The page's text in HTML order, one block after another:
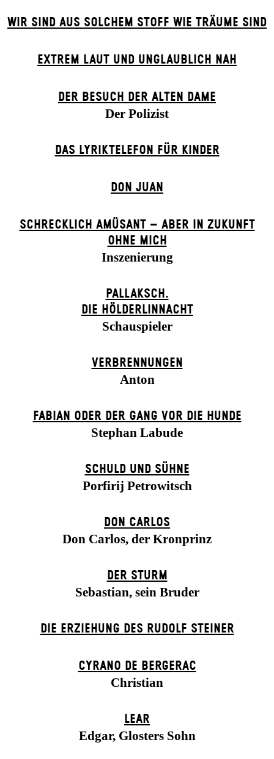
WIR SIND AUS SOLCHEM STOFF WIE TRÄUME SIND
EXTREM LAUT UND UNGLAUBLICH NAH
DER BE­SUCH DER ALT­EN DA­ME
Der Polizist
DAS LYRIKTELEFON FÜR KINDER
DON JUAN
SCHRECKLICH AMÜSANT – ABER IN ZUKUNFT
OHNE MICH
Inszenierung
PALLAKSCH.
DIE HÖLDERLINNACHT
Schauspieler
VERBRENNUNGEN
Anton
FABIAN ODER DER GANG VOR DIE HUNDE
Stephan Labude
SCHULD UND SÜHNE
Porfirij Petrowitsch
DON CARLOS
Don Carlos, der Kronprinz
DER STURM
Sebastian, sein Bruder
DIE ERZIEHUNG DES RUDOLF STEINER
CYRANO DE BERGERAC
Christian
LEAR
Edgar, Glosters Sohn